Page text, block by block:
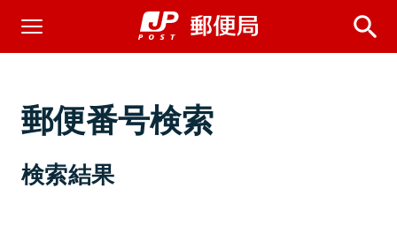
郵便番号検索
検索結果